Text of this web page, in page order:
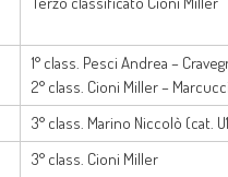
1° class. Pesci Andrea –
2° class. Cioni Miller –
3° class. Marino Niccolò (cat.
3° class. Cioni Miller